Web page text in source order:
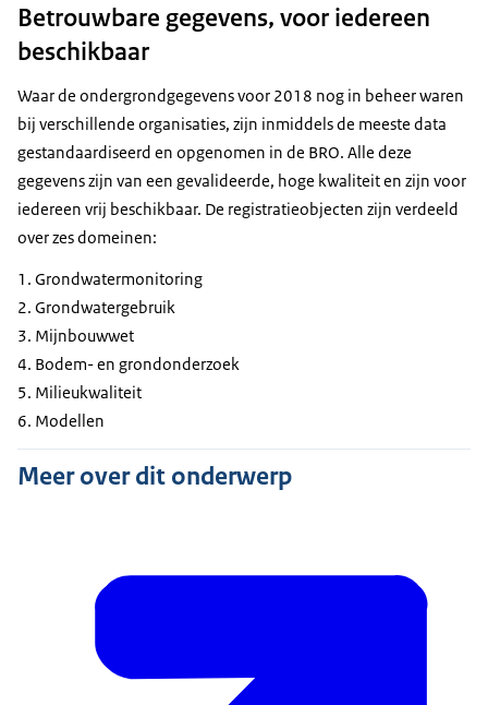
Betrouwbare gegevens, voor iedereen
beschikbaar
Waar de ondergrondgegevens voor 2018 nog in beheer waren
bij verschillende organisaties, zijn inmiddels de meeste data
gestandaardiseerd en opgenomen in de BRO. Alle deze
gegevens zijn van een gevalideerde, hoge kwaliteit en zijn voor
iedereen vrij beschikbaar. De registratieobjecten zijn verdeeld
over zes domeinen:
Grondwatermonitoring
Grondwatergebruik
Mijnbouwwet
Bodem- en grondonderzoek
Milieukwaliteit
Modellen
Meer over dit onderwerp